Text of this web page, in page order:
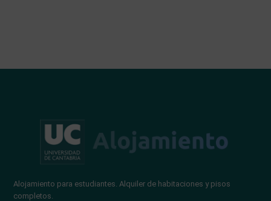
Alojamiento para estudiantes. Alquiler de habitaciones y pisos
completos.